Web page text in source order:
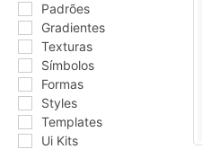
Padrões
Gradientes
Texturas
Símbolos
Formas
Styles
Templates
Ui Kits